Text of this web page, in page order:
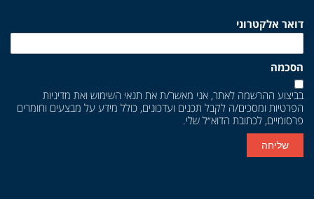
דואר אלקטרוני
הסכמה
בביצוע ההרשמה לאתר, אני מאשר/ת את תנאי השימוש ואת מדיניות
הפרטיות ומסכים/ה לקבל תכנים ועדכונים, כולל מידע על מבצעים וחומרים
פרסומיים, לכתובת הדוא״ל שלי.
שליחה